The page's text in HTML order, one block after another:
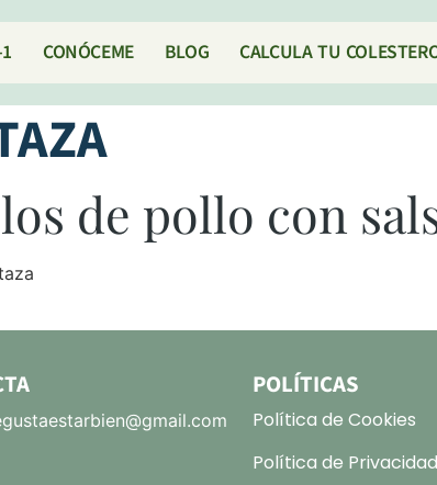
CONÓCEME BLOG CALCULA TU
de pollo con
POLÍTICAS
Política de Cookies
Política de Privacidad